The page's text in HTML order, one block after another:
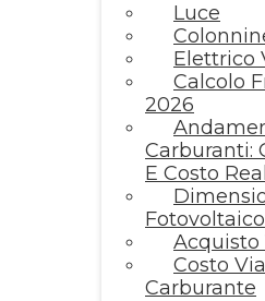
Luce
Elettrico
Calcolo
2026
Carburanti:
E Costo
Fotovoltaico
Acquisto
Costo
Carburante